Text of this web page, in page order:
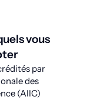
vous
par
des
(AIIC)